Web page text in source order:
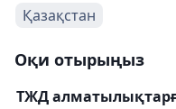
Қазақстан
Оқи отырыңыз
ТЖД